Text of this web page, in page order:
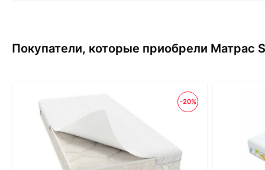
Покупатели, которые приобрели Матрас
-20%